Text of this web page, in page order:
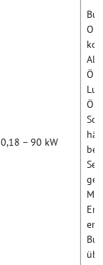
0,18 – 90 kW
bei